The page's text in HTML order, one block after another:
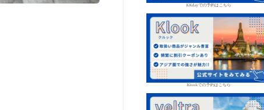
KKdayでの予約はこちら
Klookでの予約はこちら